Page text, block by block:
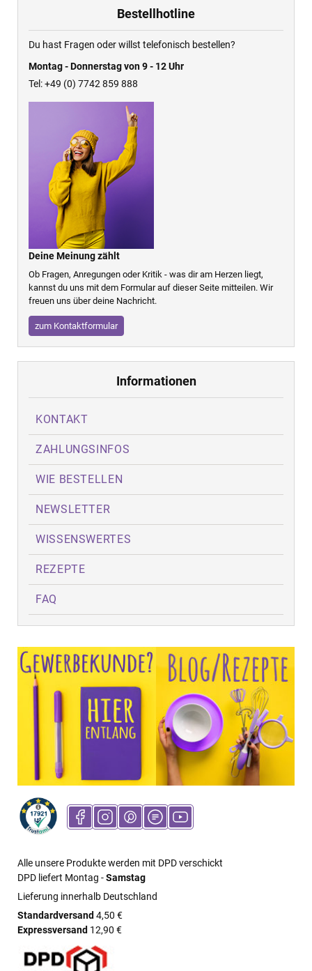
Bestellhotline
Du hast Fragen oder willst telefonisch bestellen?
Montag - Donnerstag von 9 - 12 Uhr
Tel: +49 (0) 7742 859 888
Deine Meinung zählt
Ob Fragen, Anregungen oder Kritik - was dir am Herzen liegt,
kannst du uns mit dem Formular auf dieser Seite mitteilen. Wir
freuen uns über deine Nachricht.
zum Kontaktformular
Informationen
KONTAKT
ZAHLUNGSINFOS
WIE BESTELLEN
NEWSLETTER
WISSENSWERTES
REZEPTE
FAQ
Alle unsere Produkte werden mit DPD verschickt
DPD liefert Montag -Samstag
Lieferung innerhalb Deutschland
Standardversand 4,50 €
Expressversand 12,90 €